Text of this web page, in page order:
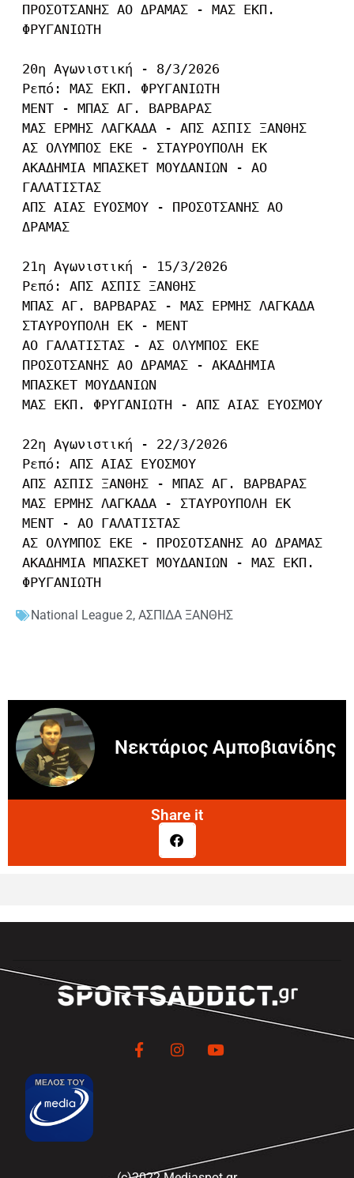
ΠΡΟΣΟΤΣΑΝΗΣ ΑΟ ΔΡΑΜΑΣ - ΜΑΣ ΕΚΠ.
ΦΡΥΓΑΝΙΩΤΗ
20η Αγωνιστική - 8/3/2026
Ρεπό: ΜΑΣ ΕΚΠ. ΦΡΥΓΑΝΙΩΤΗ
ΜΕΝΤ - ΜΠΑΣ ΑΓ. ΒΑΡΒΑΡΑΣ
ΜΑΣ ΕΡΜΗΣ ΛΑΓΚΑΔΑ - ΑΠΣ ΑΣΠΙΣ ΞΑΝΘΗΣ
ΑΣ ΟΛΥΜΠΟΣ ΕΚΕ - ΣΤΑΥΡΟΥΠΟΛΗ ΕΚ
ΑΚΑΔΗΜΙΑ ΜΠΑΣΚΕΤ ΜΟΥΔΑΝΙΩΝ - ΑΟ
ΓΑΛΑΤΙΣΤΑΣ
ΑΠΣ ΑΙΑΣ ΕΥΟΣΜΟΥ - ΠΡΟΣΟΤΣΑΝΗΣ ΑΟ
ΔΡΑΜΑΣ
21η Αγωνιστική - 15/3/2026
Ρεπό: ΑΠΣ ΑΣΠΙΣ ΞΑΝΘΗΣ
ΜΠΑΣ ΑΓ. ΒΑΡΒΑΡΑΣ - ΜΑΣ ΕΡΜΗΣ ΛΑΓΚΑΔΑ
ΣΤΑΥΡΟΥΠΟΛΗ ΕΚ - ΜΕΝΤ
ΑΟ ΓΑΛΑΤΙΣΤΑΣ - ΑΣ ΟΛΥΜΠΟΣ ΕΚΕ
ΠΡΟΣΟΤΣΑΝΗΣ ΑΟ ΔΡΑΜΑΣ - ΑΚΑΔΗΜΙΑ
ΜΠΑΣΚΕΤ ΜΟΥΔΑΝΙΩΝ
ΜΑΣ ΕΚΠ. ΦΡΥΓΑΝΙΩΤΗ - ΑΠΣ ΑΙΑΣ ΕΥΟΣΜΟΥ
22η Αγωνιστική - 22/3/2026
Ρεπό: ΑΠΣ ΑΙΑΣ ΕΥΟΣΜΟΥ
ΑΠΣ ΑΣΠΙΣ ΞΑΝΘΗΣ - ΜΠΑΣ ΑΓ. ΒΑΡΒΑΡΑΣ
ΜΑΣ ΕΡΜΗΣ ΛΑΓΚΑΔΑ - ΣΤΑΥΡΟΥΠΟΛΗ ΕΚ
ΜΕΝΤ - ΑΟ ΓΑΛΑΤΙΣΤΑΣ
ΑΣ ΟΛΥΜΠΟΣ ΕΚΕ - ΠΡΟΣΟΤΣΑΝΗΣ ΑΟ ΔΡΑΜΑΣ
ΑΚΑΔΗΜΙΑ ΜΠΑΣΚΕΤ ΜΟΥΔΑΝΙΩΝ - ΜΑΣ ΕΚΠ.
ΦΡΥΓΑΝΙΩΤΗ
National League 2, ΑΣΠΙΔΑ ΞΑΝΘΗΣ
Νεκτάριος Αμποβιανίδης
Share it